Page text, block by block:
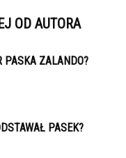
OD AUTORA
PASKA ZALANDO?
PASEK?